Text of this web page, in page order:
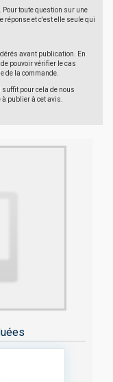
. Pour toute question sur une
réponse et c'est elle seule qui
avant publication. En
pouvoir vérifier le cas
de la commande.
suffit pour cela de nous
publier à cet avis.